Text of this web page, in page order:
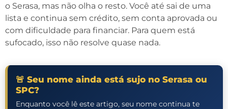
o Serasa, mas não olha o resto. Você até sai de uma
lista e continua sem crédito, sem conta aprovada ou
com dificuldade para financiar. Para quem está
sufocado, isso não resolve quase nada.
🚨 Seu nome ainda está sujo no Serasa ou
SPC?
Enquanto você lê este artigo, seu nome continua te